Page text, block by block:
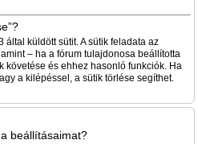
által küldött sütit. A sütik feladata az
– ha a fórum tulajdonosa beállította
követése és ehhez hasonló funkciók. Ha
a kilépéssel, a sütik törlése segíthet.
beállításaimat?